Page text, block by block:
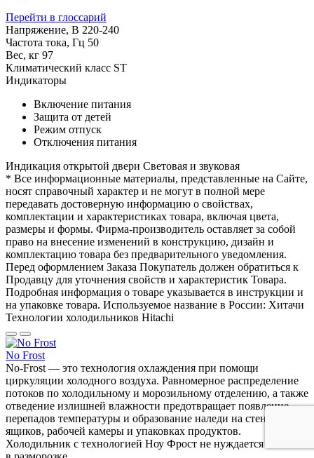
Перейти в глоссарий
Напряжение, В 220-240
Частота тока, Гц 50
Вес, кг 97
Климатический класс ST
Индикаторы
Включение питания
Защита от детей
Режим отпуск
Отключения питания
Индикация открытой двери Световая и звуковая
* Все информационные материалы, представленные на Сайте,
носят справочный характер и не могут в полной мере
передавать достоверную информацию о свойствах,
комплектации и характеристиках товара, включая цвета,
размеры и формы. Фирма-производитель оставляет за собой
право на внесение изменений в конструкцию, дизайн и
комплектацию товара без предварительного уведомления.
Перед оформлением Заказа Покупатель должен обратиться к
Продавцу для уточнения свойств и характеристик Товара.
Подробная информация о товаре указывается в инструкции и
на упаковке товара. Используемое название в России: Хитачи
Технологии холодильников Hitachi
No Frost
No-Frost — это технология охлаждения при помощи
циркуляции холодного воздуха. Равномерное распределение
потоков по холодильному и морозильному отделению, а также
отведение излишней влажности предотвращает появление
перепадов температуры и образование наледи на стенках
ящиков, рабочей камеры и упаковках продуктов.
Холодильник с технологией Ноу Фрост не нуждается